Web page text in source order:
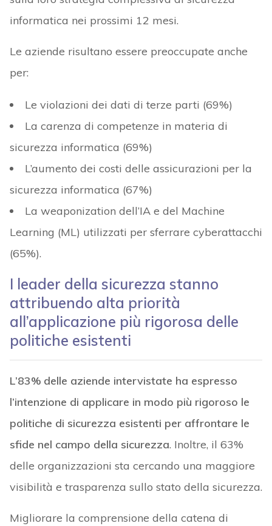
informatica nei prossimi 12 mesi.
Le aziende risultano essere preoccupate anche
per:
Le violazioni dei dati di terze parti (69%)
La carenza di competenze in materia di
sicurezza informatica (69%)
L’aumento dei costi delle assicurazioni per la
sicurezza informatica (67%)
La weaponization dell’IA e del Machine
Learning (ML) utilizzati per sferrare cyberattacchi
(65%).
I leader della sicurezza stanno
attribuendo alta priorità
all’applicazione più rigorosa delle
politiche esistenti
L’83% delle aziende intervistate ha espresso
l’intenzione di applicare in modo più rigoroso le
politiche di sicurezza esistenti per affrontare le
sfide nel campo della sicurezza. Inoltre, il 63%
delle organizzazioni sta cercando una maggiore
visibilità e trasparenza sullo stato della sicurezza.
Migliorare la comprensione della catena di